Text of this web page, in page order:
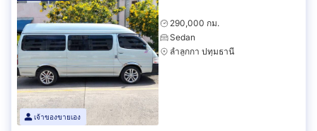
เจ้าของขายเอง
290,000 กม.
Sedan
ลำลูกกา ปทุมธานี